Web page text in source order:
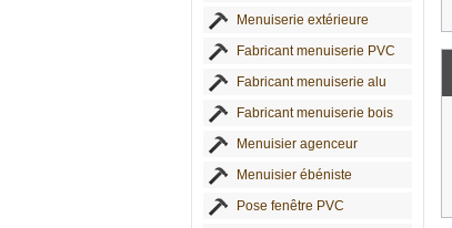
Menuiserie extérieure
Fabricant menuiserie PVC
Fabricant menuiserie alu
Fabricant menuiserie bois
Menuisier agenceur
Menuisier ébéniste
Pose fenêtre PVC